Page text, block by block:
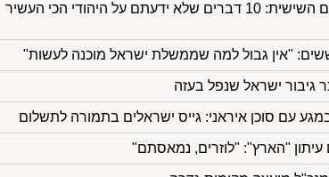
ננטש בגיל שנה ונשוי בפעם השישית: 10 דברים שלא ידעתם על היהודי הכי העשיר
"אין גבול למה שממשלת ישראל מוכנה לעשות"
גיבור ישראל שנפל בעזה
עם סוכן איראני: גייס ישראלים בתמורה לתשלום
"הארץ": "לוזרים, נמאסתם"